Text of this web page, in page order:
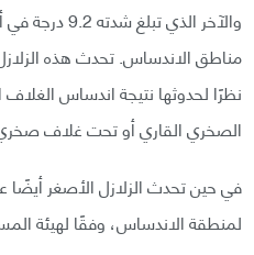
مناطق الاندساس. تحدث هذه
نظرًا لحدوثها نتيجة اندساس
الصخري القاري أو تحت غلاف
في حين تحدث الزلازل الأصغر
لمنطقة الاندساس، وفقًا لهيئة